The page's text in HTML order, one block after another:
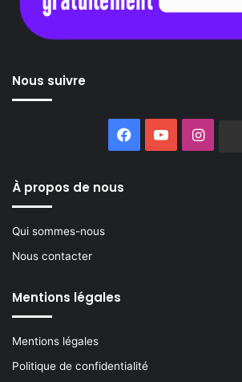
Nous suivre
Facebook
YouTube
À propos de nous
Qui sommes-nous
Nous contacter
Mentions légales
Mentions légales
Politique de confidentialité